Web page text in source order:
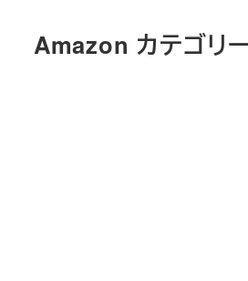
Amazon カテゴリ